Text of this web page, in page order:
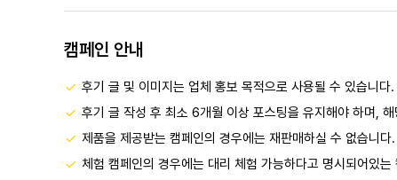
캠페인 안내
후기 글 및 이미지는 업체 홍보 목적으로 사용될 수 있습니다.
후기 글 작성 후 최소 6개월 이상 포스팅을 유지해야 하며,
제품을 제공받는 캠페인의 경우에는 재판매하실 수 없습니다.
체험 캠페인의 경우에는 대리 체험 가능하다고 명시되어있